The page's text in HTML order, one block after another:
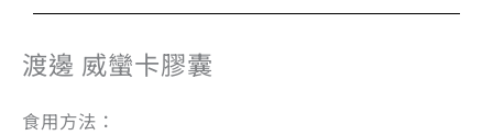
渡邊 威蠻卡膠囊
食用方法：